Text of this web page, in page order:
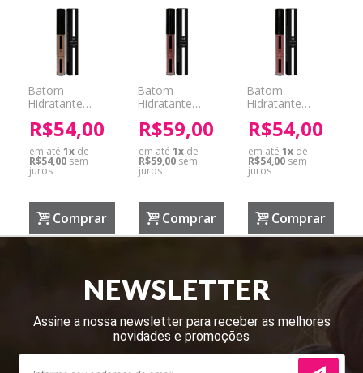
Batom
Hidratante
More
R$54,00
em até1x de
R$54,00 sem
juros
Comprar
Batom
Hidratante
More
R$59,00
em até1x de
R$59,00 sem
juros
Comprar
Batom
Hidratante
More
R$54,00
em até1x de
R$54,00 sem
juros
Comprar
NEWSLETTER
Assine a nossa newsletter para receber as melhores
novidades e promoções